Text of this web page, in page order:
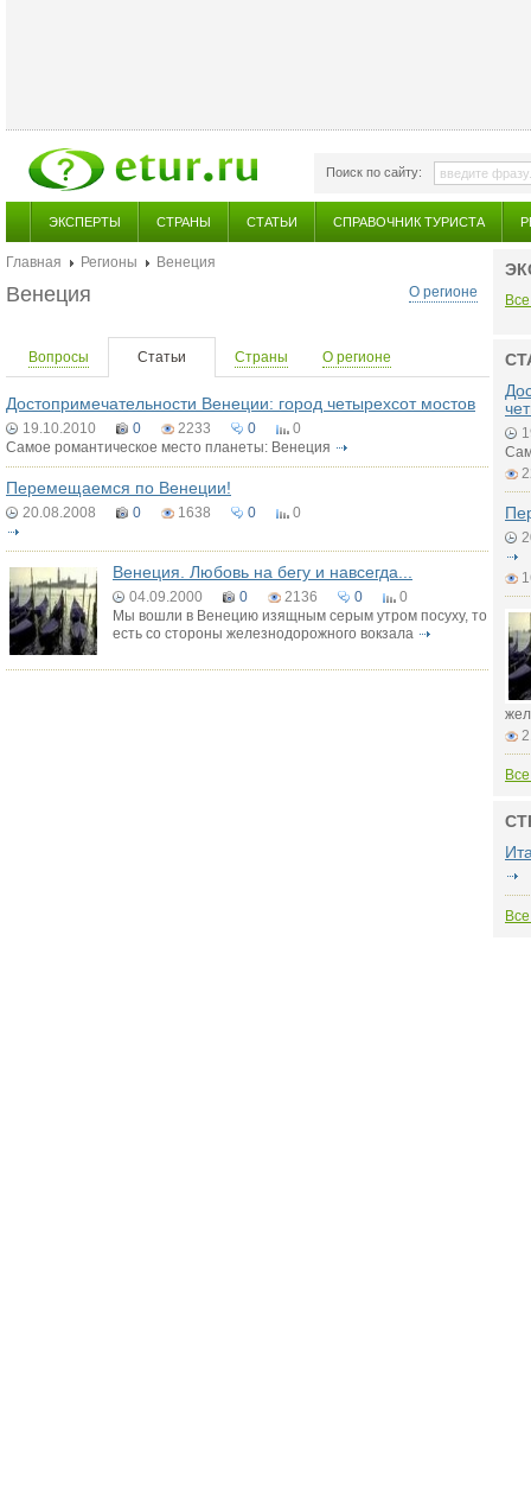
Поиск по сайту:
ЭКСПЕРТЫ СТРАНЫ СТАТЬИ СПРАВОЧНИК ТУРИСТА
Главная Регионы
Венеция
О регионе
Венеция
Вопросы Статьи Страны О регионе
Достопримечательности Венеции: город четырехсот мостов
19.10.2010 0 2233 0
0
Самое романтическое место планеты: Венеция
Перемещаемся по Венеции!
20.08.2008 0 1638 0 0
Венеция. Любовь на бегу и навсегда...
04.09.2000 0 2136 0
0
Мы вошли в Венецию изящным серым утром посуху, то
есть со стороны железнодорожного вокзала